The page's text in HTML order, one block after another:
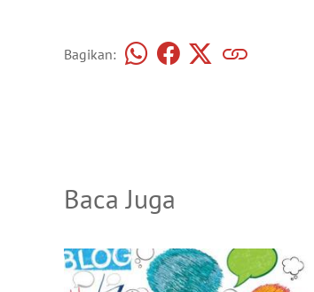
Bagikan:
Baca Juga